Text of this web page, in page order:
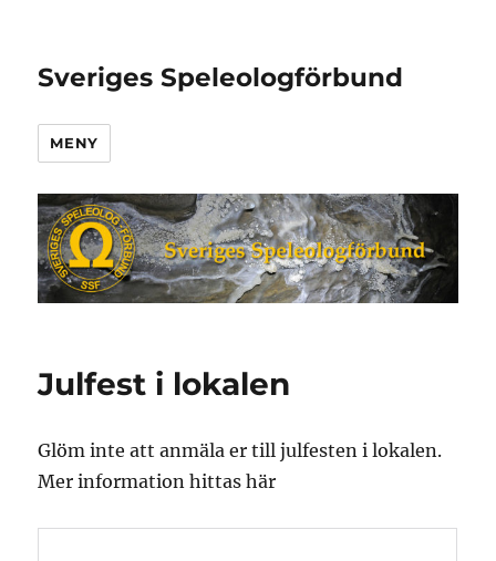
Sveriges Speleologförbund
MENY
Julfest i lokalen
Glöm inte att anmäla er till julfesten i lokalen.
Mer information hittas här